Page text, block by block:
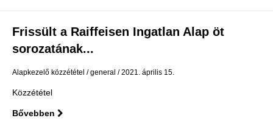
Frissült a Raiffeisen Ingatlan Alap öt
sorozatának...
Alapkezelő közzététel general 2021. április 15.
Közzététel
Bővebben